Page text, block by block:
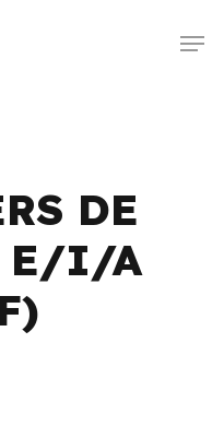
DE
E/I/A